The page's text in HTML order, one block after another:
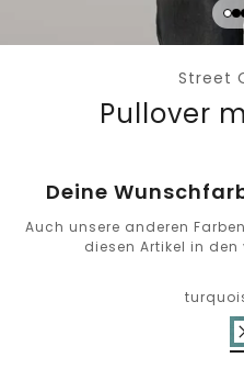
Street
Pullover
Deine
Auch unsere anderen
diesen Artikel in